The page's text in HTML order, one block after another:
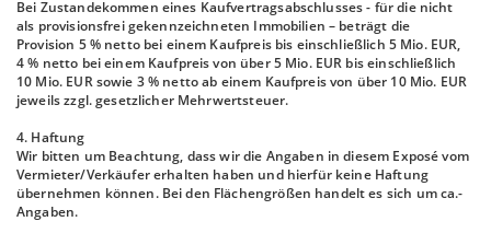
Bei Zustandekommen eines Kaufvertragsabschlusses - für die nicht
als provisionsfrei gekennzeichneten Immobilien – beträgt die
Provision 5 % netto bei einem Kaufpreis bis einschließlich 5 Mio. EUR,
4 % netto bei einem Kaufpreis von über 5 Mio. EUR bis einschließlich
10 Mio. EUR sowie 3 % netto ab einem Kaufpreis von über 10 Mio. EUR
jeweils zzgl. gesetzlicher Mehrwertsteuer.
4. Haftung
Wir bitten um Beachtung, dass wir die Angaben in diesem Exposé vom
Vermieter/Verkäufer erhalten haben und hierfür keine Haftung
übernehmen können. Bei den Flächengrößen handelt es sich um ca.-
Angaben.